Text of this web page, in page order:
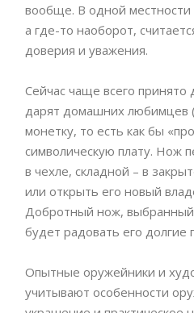
вообще. В одной местности
а где-то наоборот,
доверия и уважения.
Сейчас чаще всего принято
дарят домашних любимцев
монетку, то есть как бы
символическую плату. Нож
в чехле, складной – в
или открыть его новый
Добротный нож, выбранный
будет радовать его долгие
Опытные оружейники и
учитывают особенности